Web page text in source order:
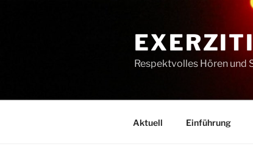
Respektvolles Hören und
Aktuell Einführung